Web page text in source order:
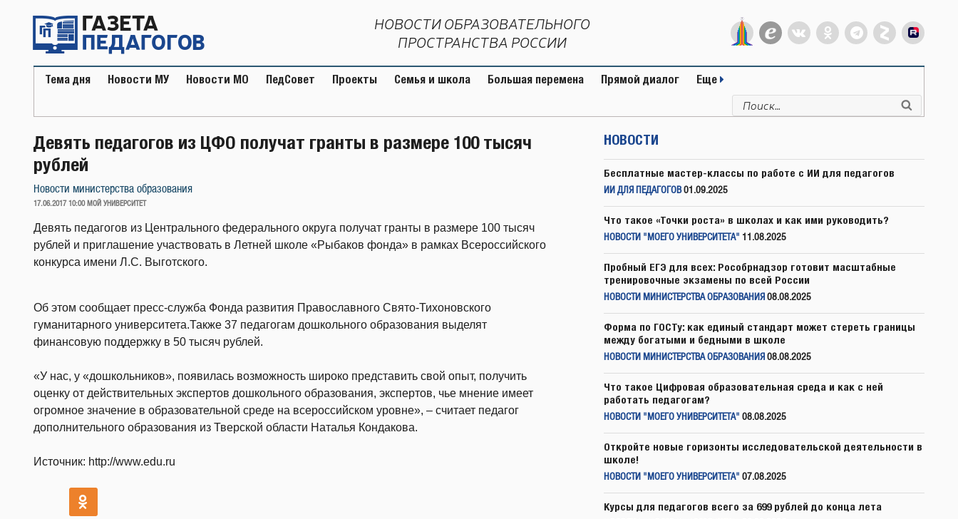
содержимому
НОВОСТИ ОБРАЗОВАТЕЛЬНОГО
ПРОСТРАНСТВА РОССИИ
Тема дня Новости МУ Новости МО ПедСовет Проекты Семья и школа Большая перемена Прямой диалог Еще
Искать:
Девять педагогов из ЦФО получат гранты в размере 100 тысяч
рублей
Новости министерства образования
ОПУБЛИКОВАНО
17.06.2017 10:00 МОЙ УНИВЕРСИТЕТ
Девять педагогов из Центрального федерального округа получат гранты в размере 100 тысяч
рублей и приглашение участвовать в Летней школе «Рыбаков фонда» в рамках Всероссийского
конкурса имени Л.С. Выготского.
Об этом сообщает пресс-служба Фонда развития Православного Свято-Тихоновского
гуманитарного университета.Также 37 педагогам дошкольного образования выделят
финансовую поддержку в 50 тысяч рублей.
«У нас, у «дошкольников», появилась возможность широко представить свой опыт, получить
оценку от действительных экспертов дошкольного образования, экспертов, чье мнение имеет
огромное значение в образовательной среде на всероссийском уровне», – считает педагог
дополнительного образования из Тверской области Наталья Кондакова.
Источник: http://www.edu.ru
НОВОСТИ
Бесплатные мастер-классы по работе с ИИ для педагогов
ИИ ДЛЯ ПЕДАГОГОВ 01.09.2025
Что такое «Точки роста» в школах и как ими руководить?
НОВОСТИ "МОЕГО УНИВЕРСИТЕТА" 11.08.2025
Пробный ЕГЭ для всех: Рособрнадзор готовит масштабные
тренировочные экзамены по всей России
НОВОСТИ МИНИСТЕРСТВА ОБРАЗОВАНИЯ 08.08.2025
Форма по ГОСТу: как единый стандарт может стереть границы
между богатыми и бедными в школе
НОВОСТИ МИНИСТЕРСТВА ОБРАЗОВАНИЯ 08.08.2025
Что такое Цифровая образовательная среда и как с ней
работать педагогам?
НОВОСТИ "МОЕГО УНИВЕРСИТЕТА" 08.08.2025
Откройте новые горизонты исследовательской деятельности в
школе!
НОВОСТИ "МОЕГО УНИВЕРСИТЕТА" 07.08.2025
Курсы для педагогов всего за 699 рублей до конца лета